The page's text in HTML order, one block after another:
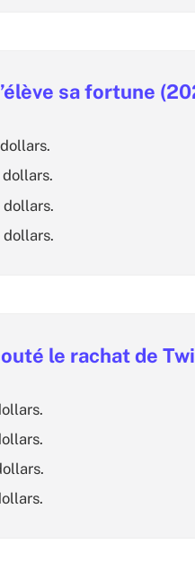
sa fortune
le rachat de